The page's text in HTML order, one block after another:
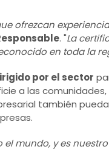
ofrezcan
. "La
en toda la
por el sector
a las comunidades,
también
mundo, y es